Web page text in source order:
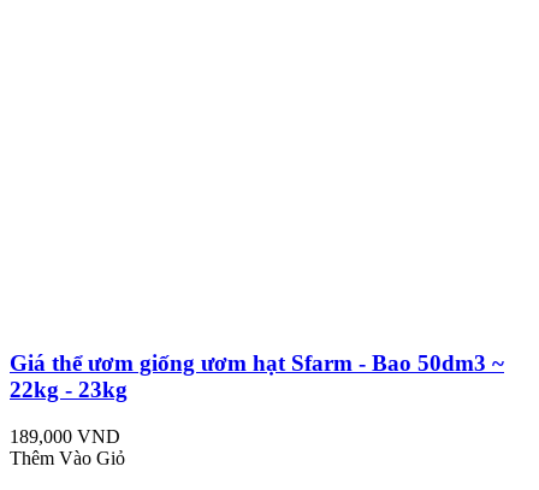
Giá thể ươm giống ươm hạt Sfarm - Bao 50dm3 ~
22kg - 23kg
189,000 VND
Thêm Vào Giỏ